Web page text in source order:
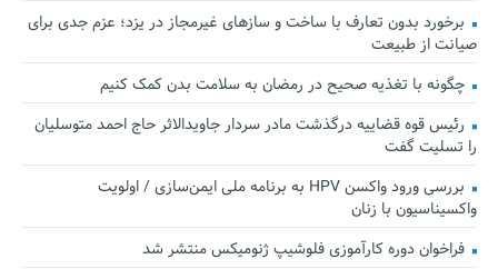
برخورد بدون تعارف با ساخت‌ و سازهای غیرمجاز در یزد؛ عزم جدی برای
صیانت از طبیعت
چگونه با تغذیه صحیح در رمضان به سلامت بدن کمک کنیم
رئیس قوه قضاییه درگذشت مادر سردار جاویدالاثر حاج احمد متوسلیان
را تسلیت گفت
بررسی ورود واکسن HPV به برنامه ملی ایمن‌سازی / اولویت
واکسیناسیون با زنان
فراخوان دوره کارآموزی فلوشیپ ژنومیکس منتشر شد